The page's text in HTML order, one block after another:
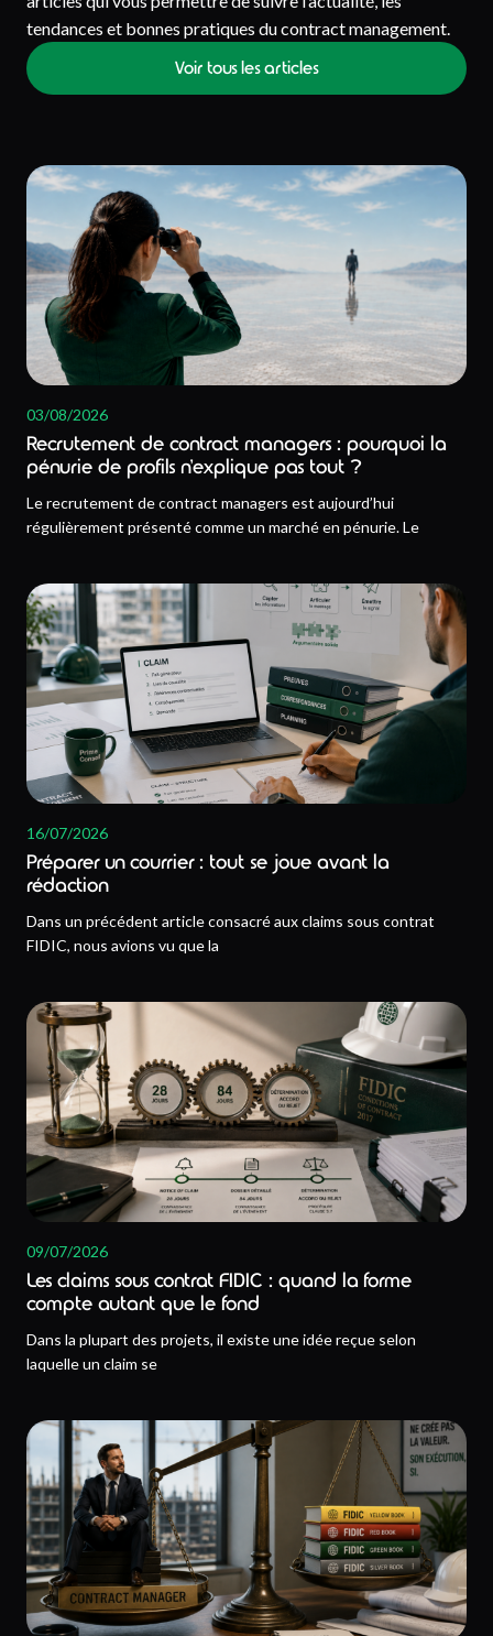
tendances et bonnes pratiques du contract management.
Voir tous les articles
03/08/2026
Recrutement de contract managers : pourquoi la
pénurie de profils n’explique pas tout ?
Le recrutement de contract managers est aujourd’hui
régulièrement présenté comme un marché en pénurie. Le
16/07/2026
Préparer un courrier : tout se joue avant la
rédaction
Dans un précédent article consacré aux claims sous contrat
FIDIC, nous avions vu que la
09/07/2026
Les claims sous contrat FIDIC : quand la forme
compte autant que le fond
Dans la plupart des projets, il existe une idée reçue selon
laquelle un claim se